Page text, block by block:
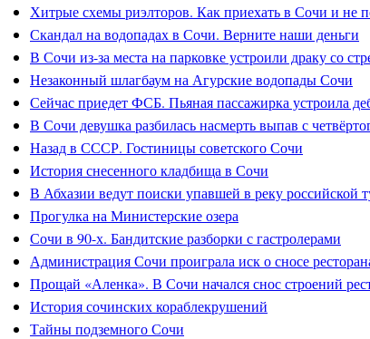
Хитрые схемы риэлторов. Как приехать в Сочи и не
Скандал на водопадах в Сочи. Верните наши деньги
В Сочи из-за места на парковке устроили драку со
Незаконный шлагбаум на Агурские водопады Сочи
Сейчас приедет ФСБ. Пьяная пассажирка устроила
В Сочи девушка разбилась насмерть выпав с
Назад в СССР. Гостиницы советского Сочи
История снесенного кладбища в Сочи
В Абхазии ведут поиски упавшей в реку российской
Прогулка на Министерские озера
Сочи в 90-х. Бандитские разборки с гастролерами
Администрация Сочи проиграла иск о сносе
Прощай «Аленка». В Сочи начался снос строений
История сочинских кораблекрушений
Тайны подземного Сочи